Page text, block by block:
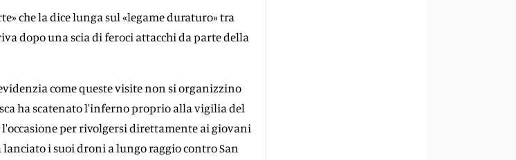
che la dice lunga sul «legame duraturo» tra
dopo una scia di feroci attacchi da parte della
come queste visite non si organizzino
ha scatenato l'inferno proprio alla vigilia del
per rivolgersi direttamente ai giovani
i suoi droni a lungo raggio contro San